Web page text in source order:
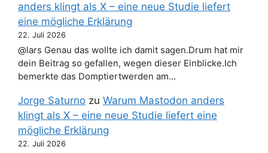
anders klingt als X – eine neue Studie liefert
eine mögliche Erklärung
22. Juli 2026
@lars Genau das wollte ich damit sagen.Drum hat mir
dein Beitrag so gefallen, wegen dieser Einblicke.Ich
bemerkte das Domptiertwerden am…
Jorge Saturno zu Warum Mastodon anders
klingt als X – eine neue Studie liefert eine
mögliche Erklärung
22. Juli 2026